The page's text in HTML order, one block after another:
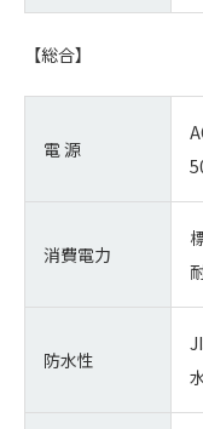
【総合】
電 源
消費電力
防水性